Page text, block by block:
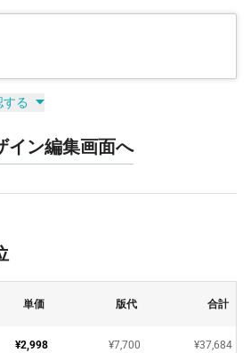
する
イン編集画面へ
単価 版代 合計
¥2,998 ¥7,700 ¥37,684